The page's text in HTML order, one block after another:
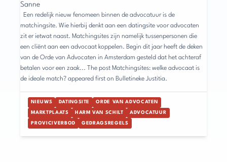
Sanne
Een redelijk nieuw fenomeen binnen de advocatuur is de
matchingsite. Wie hierbij denkt aan een datingsite voor advocaten
zit er ietwat naast. Matchingsites zijn namelijk tussenpersonen die
een cliënt aan een advocaat koppelen. Begin dit jaar heeft de deken
van de Orde van Advocaten in Amsterdam gesteld dat het achteraf
betalen voor een zaak... The post Matchingsites: welke advocaat is
de ideale match? appeared first on Bulletineke Justitia.
NIEUWS DATINGSITE ORDE VAN ADVOCATEN
MARKTPLAATS HARM VAN SCHILT ADVOCATUUR
PROVICIVERBOD GEDRAGSREGELS